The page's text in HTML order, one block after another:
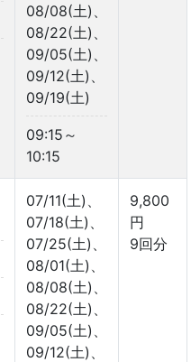
08/08(土)、
08/22(土)、
09/05(土)、
09/12(土)、
09/19(土)
09:15～
10:15
07/11(土)、
07/18(土)、
07/25(土)、
08/01(土)、
08/08(土)、
08/22(土)、
09/05(土)、
09/12(土)、
9,800
円
9回分